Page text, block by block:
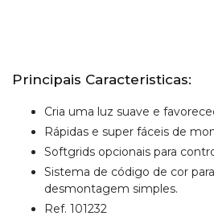
Principais Caracteristicas:
Cria uma luz suave e
Rápidas e super fáceis de
Softgrids opcionais para
Sistema de código de cor
desmontagem simples.
Ref. 101232